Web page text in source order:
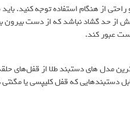
راحتی از هنگام استفاده توجه کنید.
از حد گشاد نباشد که از دست بیرون
عبور کند.
مدل های دستبند طلا از قفل‌های
دستبندهایی که قفل‌ کلیپسی یا